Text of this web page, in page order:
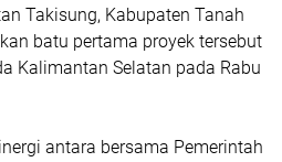
Takisung, Kabupaten Tanah
batu pertama proyek tersebut
Kalimantan Selatan pada Rabu
antara bersama Pemerintah